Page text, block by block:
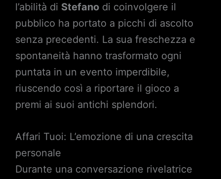
l’abilità di Stefanodi coinvolgere il
pubblico ha portato a picchi di ascolto
senza precedenti. La sua freschezza e
spontaneità hanno trasformato ogni
puntata in un evento imperdibile,
riuscendo così a riportare il gioco a
premi ai suoi antichi splendori.
Affari Tuoi: L’emozione di una crescita
personale
Durante una conversazione rivelatrice